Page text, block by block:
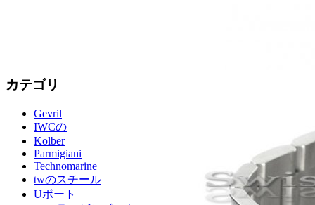
カテゴリ
Gevril
IWCの
Kolber
Parmigiani
Technomarine
twのスチール
Uボート